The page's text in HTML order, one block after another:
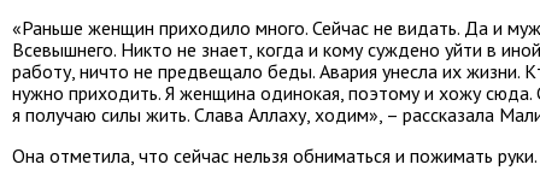
«Раньше женщин приходило много. Сейчас не видать. Да и
Всевышнего. Никто не знает, когда и кому суждено уйти в
работу, ничто не предвещало беды. Авария унесла их жизни.
нужно приходить. Я женщина одинокая, поэтому и хожу
я получаю силы жить. Слава Аллаху, ходим», – рассказала
Она отметила, что сейчас нельзя обниматься и пожимать руки.